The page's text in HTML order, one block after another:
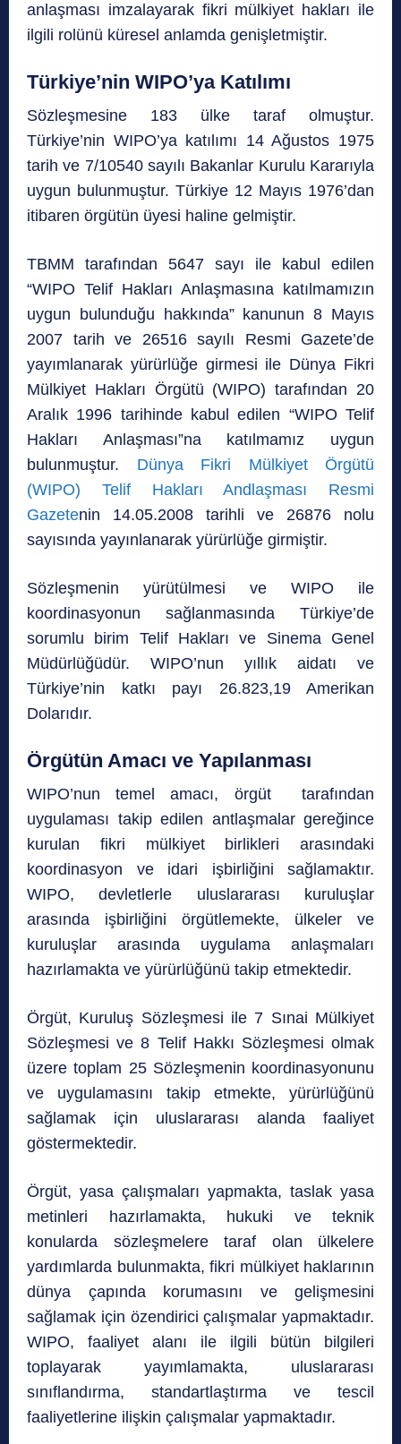
anlaşması imzalayarak fikri mülkiyet hakları ile
ilgili rolünü küresel anlamda genişletmiştir.
Türkiye’nin WIPO’ya Katılımı
Sözleşmesine 183 ülke taraf olmuştur.
Türkiye’nin WIPO’ya katılımı 14 Ağustos 1975
tarih ve 7/10540 sayılı Bakanlar Kurulu Kararıyla
uygun bulunmuştur. Türkiye 12 Mayıs 1976’dan
itibaren örgütün üyesi haline gelmiştir.
TBMM tarafından 5647 sayı ile kabul edilen
“WIPO Telif Hakları Anlaşmasına katılmamızın
uygun bulunduğu hakkında” kanunun 8 Mayıs
2007 tarih ve 26516 sayılı Resmi Gazete’de
yayımlanarak yürürlüğe girmesi ile Dünya Fikri
Mülkiyet Hakları Örgütü (WIPO) tarafından 20
Aralık 1996 tarihinde kabul edilen “WIPO Telif
Hakları Anlaşması”na katılmamız uygun
bulunmuştur. Dünya Fikri Mülkiyet Örgütü
(WIPO) Telif Hakları Andlaşması
Resmi
Gazetenin 14.05.2008 tarihli ve 26876 nolu
sayısında yayınlanarak yürürlüğe girmiştir.
Sözleşmenin yürütülmesi ve WIPO ile
koordinasyonun sağlanmasında Türkiye’de
sorumlu birim Telif Hakları ve Sinema Genel
Müdürlüğüdür. WIPO’nun yıllık aidatı ve
Türkiye’nin katkı payı 26.823,19 Amerikan
Dolarıdır.
Örgütün Amacı ve Yapılanması
WIPO’nun temel amacı, örgüt tarafından
uygulaması takip edilen antlaşmalar gereğince
kurulan fikri mülkiyet birlikleri arasındaki
koordinasyon ve idari işbirliğini sağlamaktır.
WIPO, devletlerle uluslararası kuruluşlar
arasında işbirliğini örgütlemekte, ülkeler ve
kuruluşlar arasında uygulama anlaşmaları
hazırlamakta ve yürürlüğünü takip etmektedir.
Örgüt, Kuruluş Sözleşmesi ile 7 Sınai Mülkiyet
Sözleşmesi ve 8 Telif Hakkı Sözleşmesi olmak
üzere toplam 25 Sözleşmenin koordinasyonunu
ve uygulamasını takip etmekte, yürürlüğünü
sağlamak için uluslararası alanda faaliyet
göstermektedir.
Örgüt, yasa çalışmaları yapmakta, taslak yasa
metinleri hazırlamakta, hukuki ve teknik
konularda sözleşmelere taraf olan ülkelere
yardımlarda bulunmakta, fikri mülkiyet haklarının
dünya çapında korumasını ve gelişmesini
sağlamak için özendirici çalışmalar yapmaktadır.
WIPO, faaliyet alanı ile ilgili bütün bilgileri
toplayarak yayımlamakta, uluslararası
sınıflandırma, standartlaştırma ve tescil
faaliyetlerine ilişkin çalışmalar yapmaktadır.